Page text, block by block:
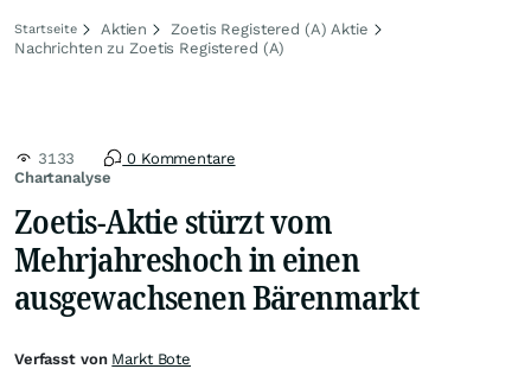
Startseite Aktien
Zoetis Registered (A) Aktie
Nachrichten zu Zoetis Registered (A)
Chartanalyse
3133 0 Kommentare
Zoetis-Aktie stürzt vom
Mehrjahreshoch in einen
ausgewachsenen Bärenmarkt
Verfasst von Markt Bote